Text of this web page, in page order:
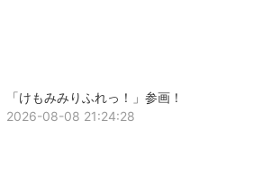
「けもみみりふれっ！」参画！
2026-08-08 21:24:28